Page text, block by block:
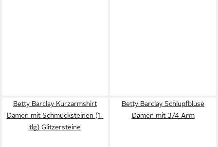
Betty Barclay Kurzarmshirt
Damen mit Schmucksteinen (1-
tlg) Glitzersteine
Betty Barclay Schlupfbluse
Damen mit 3/4 Arm